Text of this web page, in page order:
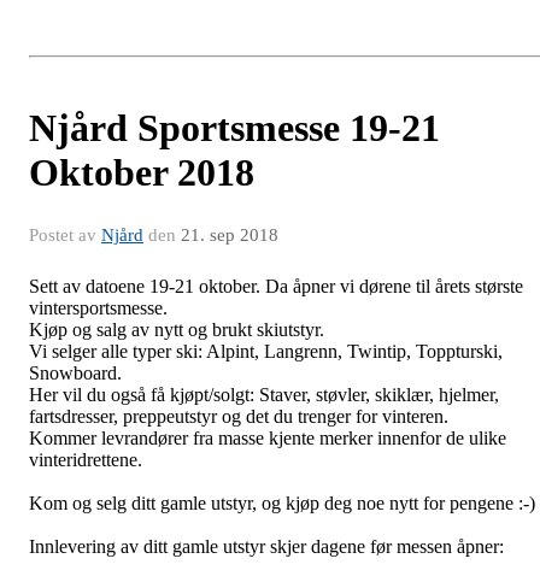
Njård Sportsmesse 19-21
Oktober 2018
Postet av Njård den 21. sep 2018
Sett av datoene 19-21 oktober. Da åpner vi dørene til årets største
vintersportsmesse.
Kjøp og salg av nytt og brukt skiutstyr.
Vi selger alle typer ski: Alpint, Langrenn, Twintip, Toppturski,
Snowboard.
Her vil du også få kjøpt/solgt: Staver, støvler, skiklær, hjelmer,
fartsdresser, preppeutstyr og det du trenger for vinteren.
Kommer levrandører fra masse kjente merker innenfor de ulike
vinteridrettene.
Kom og selg ditt gamle utstyr, og kjøp deg noe nytt for pengene :-)
Innlevering av ditt gamle utstyr skjer dagene før messen åpner: